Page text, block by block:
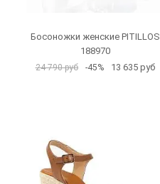
Босоножки женские PITILLOS
188970
24 790 руб -45% 13 635 руб